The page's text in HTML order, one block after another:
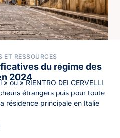
ET RESSOURCES
du régime des
2024
ou » RIENTRO DEI CERVELLI
étrangers puis pour toute
résidence principale en Italie